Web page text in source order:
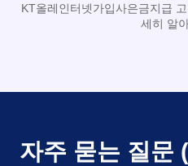
KT올레인터넷가입사은금지급
세히 알
자주 묻는 질문